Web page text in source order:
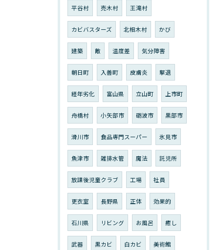
平谷村 売木村 王滝村
カビバスターズ 北相木村 かび
建築 敵 温度差 気分障害
朝日町 入善町 皮膚炎 撃退
経年劣化 富山県 立山町 上市町
舟橋村 小矢部市 砺波市 黒部市
滑川市 食品専門スーパー 氷見市
魚津市 雑排水管 魔法 託児所
放課後児童クラブ 工場 社員
更衣室 長野県 正体 効果的
石川県 リビング お風呂 癒し
武器 黒カビ 白カビ 美術館